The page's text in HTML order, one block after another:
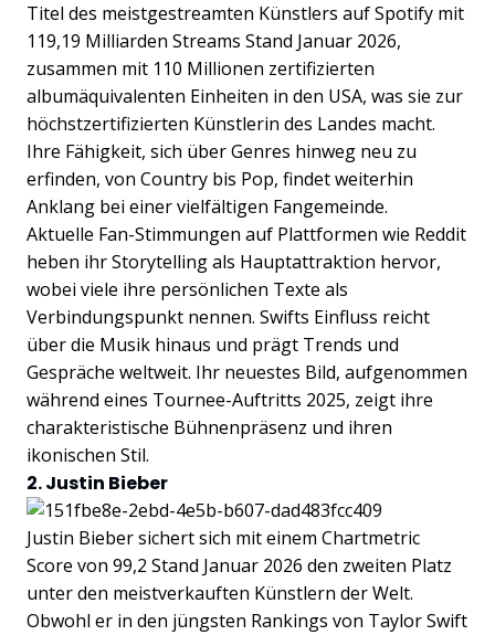
Titel des meistgestreamten Künstlers auf Spotify mit
119,19 Milliarden Streams Stand Januar 2026,
zusammen mit 110 Millionen zertifizierten
albumäquivalenten Einheiten in den USA, was sie zur
höchstzertifizierten Künstlerin des Landes macht.
Ihre Fähigkeit, sich über Genres hinweg neu zu
erfinden, von Country bis Pop, findet weiterhin
Anklang bei einer vielfältigen Fangemeinde.
Aktuelle Fan-Stimmungen auf Plattformen wie Reddit
heben ihr Storytelling als Hauptattraktion hervor,
wobei viele ihre persönlichen Texte als
Verbindungspunkt nennen. Swifts Einfluss reicht
über die Musik hinaus und prägt Trends und
Gespräche weltweit. Ihr neuestes Bild, aufgenommen
während eines Tournee-Auftritts 2025, zeigt ihre
charakteristische Bühnenpräsenz und ihren
ikonischen Stil.
2. Justin Bieber
Justin Bieber sichert sich mit einem Chartmetric
Score von 99,2 Stand Januar 2026 den zweiten Platz
unter den meistverkauften Künstlern der Welt.
Obwohl er in den jüngsten Rankings von Taylor Swift